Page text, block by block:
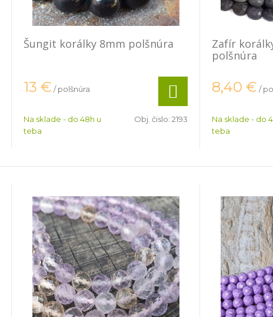
Šungit korálky 8mm polšnúra
13 € / polšnúra
Na sklade - do 48h u
teba
Obj. čislo: 2193
Zafír
polšnúra
8,40 € /
Na sklade - do
teba